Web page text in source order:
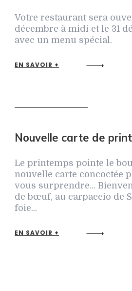
Votre restaurant sera
décembre à midi et le 31
avec un menu spécial.
EN SAVOIR +
Nouvelle carte de
Le printemps pointe le
nouvelle carte concoctée
vous surprendre...
de bœuf, au carpaccio de
foie...
EN SAVOIR +